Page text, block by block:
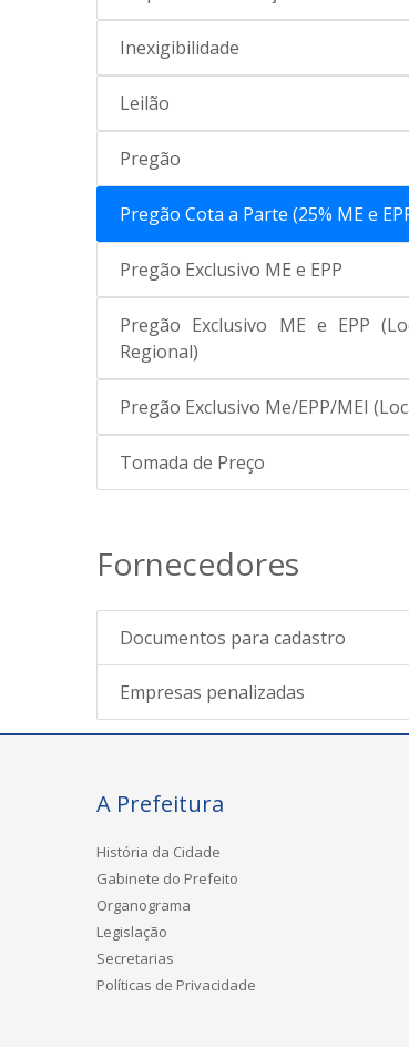
Inexigibilidade
Leilão
Pregão
Pregão Cota a Parte (25% ME e
Pregão Exclusivo ME e EPP
Pregão Exclusivo ME e EPP
Regional)
Pregão Exclusivo Me/EPP/MEI
Tomada de Preço
Fornecedores
Documentos para cadastro
Empresas penalizadas
A Prefeitura
História da Cidade
Gabinete do Prefeito
Organograma
Legislação
Secretarias
Políticas de Privacidade